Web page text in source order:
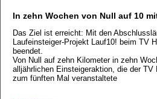
In zehn Wochen von Null auf 10
Das Ziel ist erreicht: Mit den
Laufeinsteiger-Projekt Lauf10! beim TV
beendet.
Von Null auf zehn Kilometer in zehn
alljährlichen Einsteigeraktion, die der TV
zum fünften Mal veranstaltete